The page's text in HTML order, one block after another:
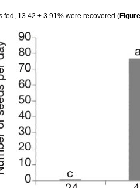
fed, 13.42 ± 3.91% were recovered (